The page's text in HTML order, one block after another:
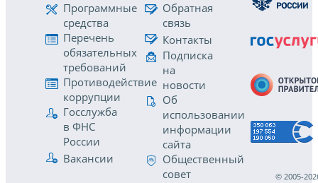
Программные
средства
Перечень
обязательных
требований
Противодействие
коррупции
Госслужба
в ФНС
России
Вакансии
Обратная
связь
Контакты
Подписка
на
новости
Об
использовании
информации
сайта
Общественный
совет
© 2005-